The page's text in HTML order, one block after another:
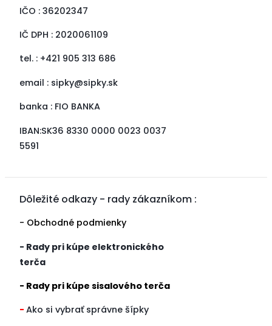
IČO : 36202347
IČ DPH : 2020061109
tel. : +421 905 313 686
email : sipky@sipky.sk
banka : FIO BANKA
IBAN:SK36 8330 0000 0023 0037
5591
Dôležité odkazy - rady zákazníkom :
- Obchodné podmienky
- Rady pri kúpe elektronického
terča
- Rady pri kúpe sisalového terča
- Ako si vybrať správne šípky